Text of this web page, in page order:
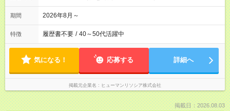
期間 2026年8月～
特徴 履歴書不要 / 40～50代活躍中
気になる！ 応募する 詳細へ
掲載元企業名 ヒューマンリソシア株式会社
掲載日：2026.08.03